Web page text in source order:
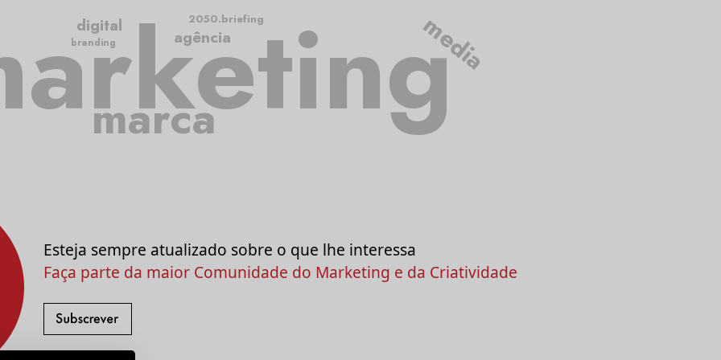
marca
media
agência
digital 2050.briefing
branding
Esteja sempre atualizado sobre o que lhe interessa
Faça parte da maior Comunidade do Marketing e da Criatividade